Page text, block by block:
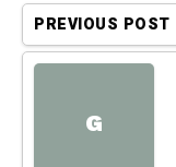
PREVIOUS POST
G